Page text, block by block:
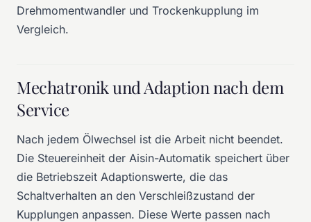
Drehmomentwandler und Trockenkupplung im
Vergleich.
Mechatronik und Adaption nach dem
Service
Nach jedem Ölwechsel ist die Arbeit nicht beendet.
Die Steuereinheit der Aisin-Automatik speichert über
die Betriebszeit Adaptionswerte, die das
Schaltverhalten an den Verschleißzustand der
Kupplungen anpassen. Diese Werte passen nach